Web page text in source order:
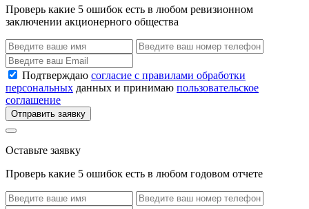
Проверь какие 5 ошибок есть в любом ревизионном
заключении акционерного общества
Подтверждаю согласие с правилами обработки
персональных данных и принимаю пользовательское
соглашение
Отправить заявку
Оставьте заявку
Проверь какие 5 ошибок есть в любом годовом отчете